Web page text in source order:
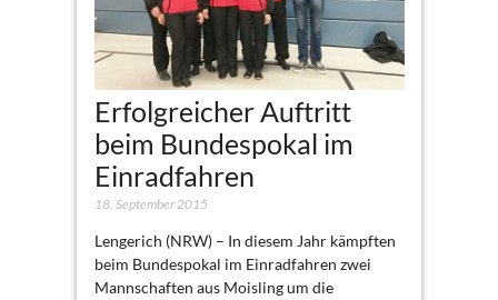
Erfolgreicher Auftritt
beim Bundespokal im
Einradfahren
18. September 2015
Lengerich (NRW) – In diesem Jahr kämpften
beim Bundespokal im Einradfahren zwei
Mannschaften aus Moisling um die